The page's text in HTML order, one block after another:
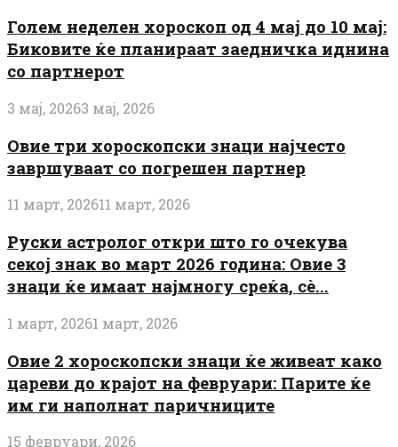
Голем неделен хороскоп од 4 мај до 10 мај:
Биковите ќе планираат заедничка иднина
со партнерот
3 мај, 20263 мај, 2026
Овие три хороскопски знаци најчесто
завршуваат со погрешен партнер
11 март, 202611 март, 2026
Руски астролог откри што го очекува
секој знак во март 2026 година: Овие 3
знаци ќе имаат најмногу среќа, сè...
1 март, 20261 март, 2026
Овие 2 хороскопски знаци ќе живеат како
цареви до крајот на февруари: Парите ќе
им ги наполнат паричниците
15 февруари, 2026